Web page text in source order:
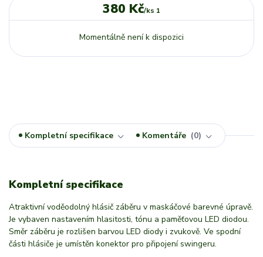
380 Kč/ks 1
Momentálně není k dispozici
Kompletní specifikace Komentáře 0
Kompletní specifikace
Atraktivní voděodolný hlásič záběru v maskáčové barevné úpravě.
Je vybaven nastavením hlasitosti, tónu a paměťovou LED diodou.
Směr záběru je rozlišen barvou LED diody i zvukově. Ve spodní
části hlásiče je umístěn konektor pro připojení swingeru.